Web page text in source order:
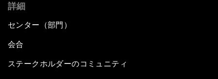
詳細
センター（部門）
会合
ステークホルダーのコミュニティ